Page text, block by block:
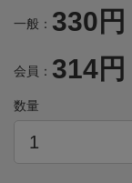
一般： 330円
会員： 314円
数量